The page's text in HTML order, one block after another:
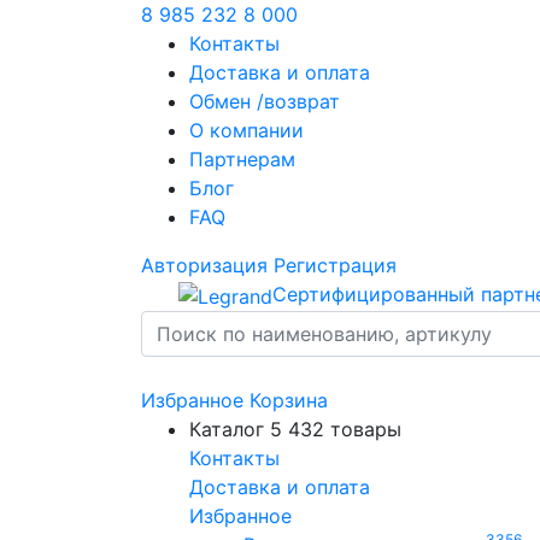
8 985 232 8 000
Контакты
Доставка и оплата
Обмен /возврат
О компании
Партнерам
Блог
FAQ
Авторизация Регистрация
Сертифицированный
Избранное Корзина
Каталог 5 432 товары
Контакты
Доставка и оплата
Избранное